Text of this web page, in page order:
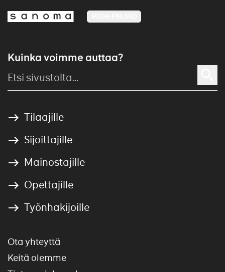
Kuinka voimme auttaa?
Tilaajille
Sijoittajille
Mainostajille
Opettajille
Työnhakijoille
Ota yhteyttä
Keitä olemme